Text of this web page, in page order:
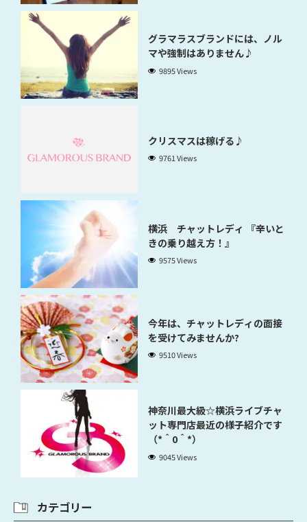
グラマラスブランドには、ノル
マや強制はありません♪
9895 Views
クリスマスは稼げる♪
9761 Views
横浜 チャットレディ 『辛いと
きの乗り越え方！』
9575 Views
今年は、チャットレディの面接
を受けてみませんか?
9510 Views
神奈川最大級☆横浜ライブチャ
ット専門店最近の様子紹介です
（*＾0＾*）
9045 Views
カテゴリー